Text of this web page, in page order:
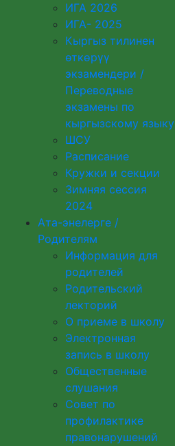
ИГА 2026
ИГА- 2025
Кыргыз тилинен
өткөрүү
экзамендери /
Переводные
экзамены по
кыргызскому языку
ШСУ
Расписание
Кружки и секции
Зимняя сессия
2024
Ата-энелерге /
Родителям
Информация для
родителей
Родительский
лекторий
О приеме в школу
Электронная
запись в школу
Общественные
слушания
Совет по
профилактике
правонарушений